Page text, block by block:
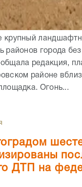
крупный
районов города
редакция,
районе
Огонь...
ДТП на